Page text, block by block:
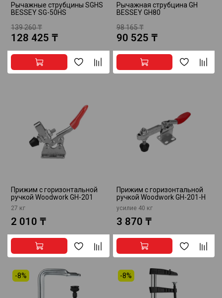
Рычажные струбцины SGHS
BESSEY SG-50HS
139 260 ₸
128 425 ₸
Рычажная струбцина GH
BESSEY GH80
98 165 ₸
90 525 ₸
Прижим с горизонтальной
ручкой Woodwork GH-201
27 кг
2 010 ₸
Прижим с горизонтальной
ручкой Woodwork GH-201-H
усилие 40 кг
3 870 ₸
-8% -8%